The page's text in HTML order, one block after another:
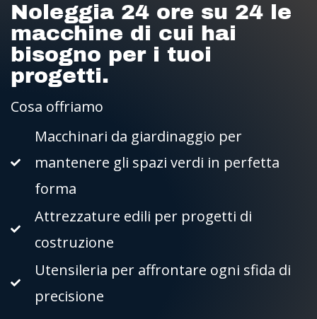
Noleggia 24 ore su 24 le
macchine di cui hai
bisogno per i tuoi
progetti.
Cosa offriamo
Macchinari da giardinaggio per
mantenere gli spazi verdi in perfetta
forma
Attrezzature edili per progetti di
costruzione
Utensileria per affrontare ogni sfida di
precisione